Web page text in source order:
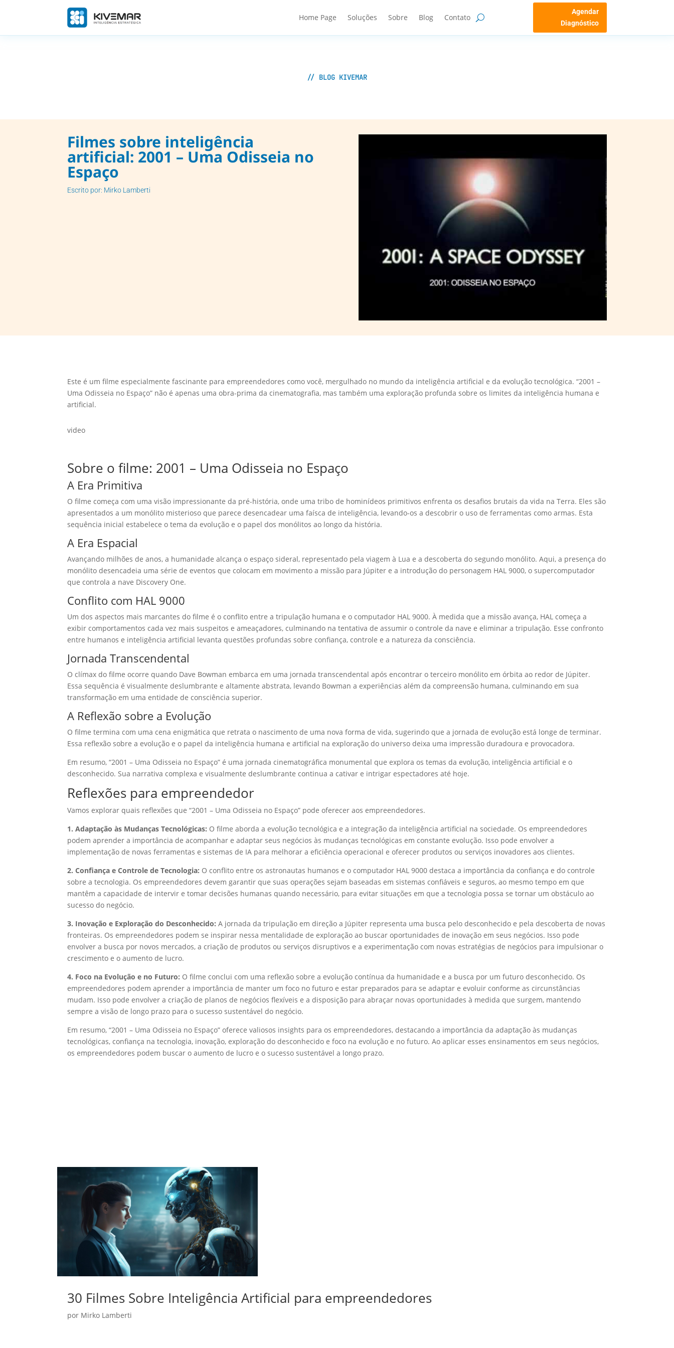
Home Page Soluções Sobre Blog Contato
Agendar
Diagnóstico
// BLOG KIVEMAR
Filmes sobre inteligência
artificial: 2001 – Uma Odisseia no
Espaço
Escrito por: Mirko Lamberti
Este é um filme especialmente fascinante para empreendedores como você, mergulhado no mundo da inteligência artificial e da evolução tecnológica. “2001 –
Uma Odisseia no Espaço” não é apenas uma obra-prima da cinematografia, mas também uma exploração profunda sobre os limites da inteligência humana e
artificial.
video
Sobre o filme: 2001 – Uma Odisseia no Espaço
A Era Primitiva
O filme começa com uma visão impressionante da pré-história, onde uma tribo de hominídeos primitivos enfrenta os desafios brutais da vida na Terra. Eles são
apresentados a um monólito misterioso que parece desencadear uma faísca de inteligência, levando-os a descobrir o uso de ferramentas como armas. Esta
sequência inicial estabelece o tema da evolução e o papel dos monólitos ao longo da história.
A Era Espacial
Avançando milhões de anos, a humanidade alcança o espaço sideral, representado pela viagem à Lua e a descoberta do segundo monólito. Aqui, a presença do
monólito desencadeia uma série de eventos que colocam em movimento a missão para Júpiter e a introdução do personagem HAL 9000, o supercomputador
que controla a nave Discovery One.
Conflito com HAL 9000
Um dos aspectos mais marcantes do filme é o conflito entre a tripulação humana e o computador HAL 9000. À medida que a missão avança, HAL começa a
exibir comportamentos cada vez mais suspeitos e ameaçadores, culminando na tentativa de assumir o controle da nave e eliminar a tripulação. Esse confronto
entre humanos e inteligência artificial levanta questões profundas sobre confiança, controle e a natureza da consciência.
Jornada Transcendental
O clímax do filme ocorre quando Dave Bowman embarca em uma jornada transcendental após encontrar o terceiro monólito em órbita ao redor de Júpiter.
Essa sequência é visualmente deslumbrante e altamente abstrata, levando Bowman a experiências além da compreensão humana, culminando em sua
transformação em uma entidade de consciência superior.
A Reflexão sobre a Evolução
O filme termina com uma cena enigmática que retrata o nascimento de uma nova forma de vida, sugerindo que a jornada de evolução está longe de terminar.
Essa reflexão sobre a evolução e o papel da inteligência humana e artificial na exploração do universo deixa uma impressão duradoura e provocadora.
Em resumo, “2001 – Uma Odisseia no Espaço” é uma jornada cinematográfica monumental que explora os temas da evolução, inteligência artificial e o
desconhecido. Sua narrativa complexa e visualmente deslumbrante continua a cativar e intrigar espectadores até hoje.
Reflexões para empreendedor
Vamos explorar quais reflexões que “2001 – Uma Odisseia no Espaço” pode oferecer aos empreendedores.
1. Adaptação às Mudanças Tecnológicas: O filme aborda a evolução tecnológica e a integração da inteligência artificial na sociedade. Os empreendedores
podem aprender a importância de acompanhar e adaptar seus negócios às mudanças tecnológicas em constante evolução. Isso pode envolver a
implementação de novas ferramentas e sistemas de IA para melhorar a eficiência operacional e oferecer produtos ou serviços inovadores aos clientes.
2. Confiança e Controle de Tecnologia: O conflito entre os astronautas humanos e o computador HAL 9000 destaca a importância da confiança e do controle
sobre a tecnologia. Os empreendedores devem garantir que suas operações sejam baseadas em sistemas confiáveis e seguros, ao mesmo tempo em que
mantêm a capacidade de intervir e tomar decisões humanas quando necessário, para evitar situações em que a tecnologia possa se tornar um obstáculo ao
sucesso do negócio.
3. Inovação e Exploração do Desconhecido: A jornada da tripulação em direção a Júpiter representa uma busca pelo desconhecido e pela descoberta de novas
fronteiras. Os empreendedores podem se inspirar nessa mentalidade de exploração ao buscar oportunidades de inovação em seus negócios. Isso pode
envolver a busca por novos mercados, a criação de produtos ou serviços disruptivos e a experimentação com novas estratégias de negócios para impulsionar o
crescimento e o aumento de lucro.
4. Foco na Evolução e no Futuro: O filme conclui com uma reflexão sobre a evolução contínua da humanidade e a busca por um futuro desconhecido. Os
empreendedores podem aprender a importância de manter um foco no futuro e estar preparados para se adaptar e evoluir conforme as circunstâncias
mudam. Isso pode envolver a criação de planos de negócios flexíveis e a disposição para abraçar novas oportunidades à medida que surgem, mantendo
sempre a visão de longo prazo para o sucesso sustentável do negócio.
Em resumo, “2001 – Uma Odisseia no Espaço” oferece valiosos insights para os empreendedores, destacando a importância da adaptação às mudanças
tecnológicas, confiança na tecnologia, inovação, exploração do desconhecido e foco na evolução e no futuro. Ao aplicar esses ensinamentos em seus negócios,
os empreendedores podem buscar o aumento de lucro e o sucesso sustentável a longo prazo.
30 Filmes Sobre Inteligência Artificial para empreendedores
por Mirko Lamberti